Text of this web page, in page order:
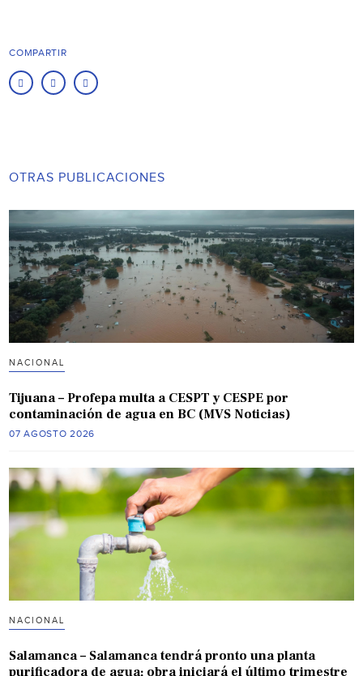
COMPARTIR
OTRAS PUBLICACIONES
NACIONAL
Tijuana – Profepa multa a CESPT y CESPE por
contaminación de agua en BC (MVS Noticias)
07 AGOSTO 2026
NACIONAL
Salamanca – Salamanca tendrá pronto una planta
purificadora de agua; obra iniciará el último trimestre